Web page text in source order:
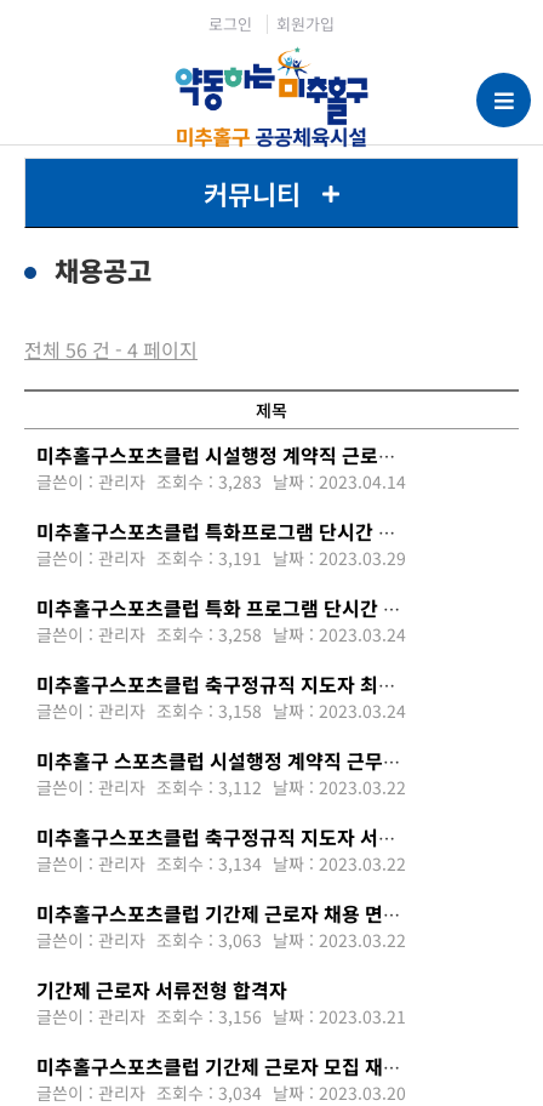
로그인 회원가입
커뮤니티
채용공고
전체 56 건 - 4 페이지
제목
미추홀구스포츠클럽 시설행정 계약직 근로자 모집 재공고
글쓴이 : 관리자 조회수 : 3,283 날짜 : 2023.04.14
미추홀구스포츠클럽 특화프로그램 단시간 강사 채용 최종합격자
글쓴이 : 관리자 조회수 : 3,191 날짜 : 2023.03.29
미추홀구스포츠클럽 특화 프로그램 단시간 강사(긴급) 채용공고
글쓴이 : 관리자 조회수 : 3,258 날짜 : 2023.03.24
미추홀구스포츠클럽 축구정규직 지도자 최종합격자 공고
글쓴이 : 관리자 조회수 : 3,158 날짜 : 2023.03.24
미추홀구 스포츠클럽 시설행정 계약직 근무자 채용 재공고
글쓴이 : 관리자 조회수 : 3,112 날짜 : 2023.03.22
미추홀구스포츠클럽 축구정규직 지도자 서류 합격자 안내
글쓴이 : 관리자 조회수 : 3,134 날짜 : 2023.03.22
미추홀구스포츠클럽 기간제 근로자 채용 면접 취소 안내
글쓴이 : 관리자 조회수 : 3,063 날짜 : 2023.03.22
기간제 근로자 서류전형 합격자
글쓴이 : 관리자 조회수 : 3,156 날짜 : 2023.03.21
미추홀구스포츠클럽 기간제 근로자 모집 재공고
글쓴이 : 관리자 조회수 : 3,034 날짜 : 2023.03.20